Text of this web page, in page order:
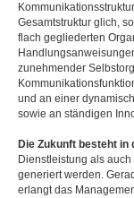
Gesamtstruktur glich,
flach gegliederten
zunehmender
und an einer
sowie an ständigen
Die Zukunft besteht
Dienstleistung als
generiert werden.
erlangt das